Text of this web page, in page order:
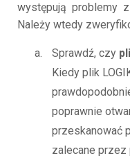
występują problemy z
Należy wtedy
Sprawdź, czy
Kiedy plik
poprawnie
przeskanować
zalecane przez